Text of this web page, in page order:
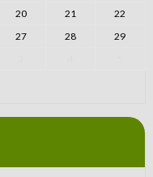
20 21
22
27 28
29